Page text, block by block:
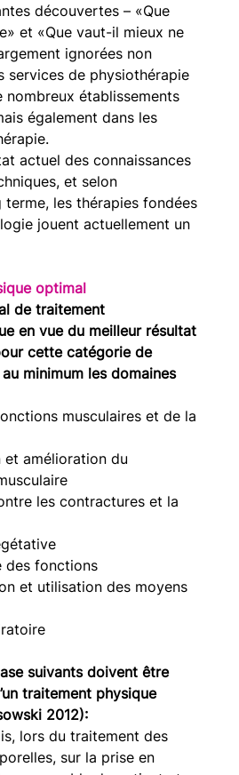
découvertes – «Que
et «Que vaut-il mieux ne
ignorées non
services de physiothérapie
établissements
également dans les
actuel des connaissances
et selon
terme, les thérapies fondées
jouent actuellement un
optimal
de traitement
en vue du meilleur résultat
cette catégorie de
minimum les domaines
musculaires et de la
amélioration du
les contractures et la
des fonctions
et utilisation des moyens
suivants doivent être
traitement physique
2012):
lors du traitement des
sur la prise en